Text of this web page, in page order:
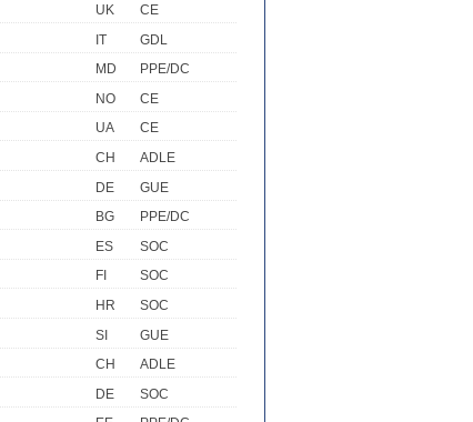
UK
CE
IT
GDL
MD
PPE/DC
NO
CE
UA
CE
CH
ADLE
DE
GUE
BG
PPE/DC
ES
SOC
FI
SOC
HR
SOC
SI
GUE
CH
ADLE
DE
SOC